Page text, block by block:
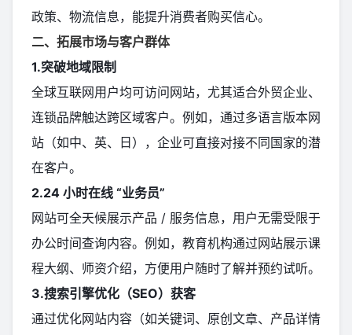
政策、物流信息，能提升消费者购买信心。
二、拓展市场与客户群体
1.突破地域限制
全球互联网用户均可访问网站，尤其适合外贸企业、
连锁品牌触达跨区域客户。例如，通过多语言版本网
站（如中、英、日），企业可直接对接不同国家的潜
在客户。
2.24 小时在线 “业务员”
网站可全天候展示产品 / 服务信息，用户无需受限于
办公时间查询内容。例如，教育机构通过网站展示课
程大纲、师资介绍，方便用户随时了解并预约试听。
3.搜索引擎优化（SEO）获客
通过优化网站内容（如关键词、原创文章、产品详情